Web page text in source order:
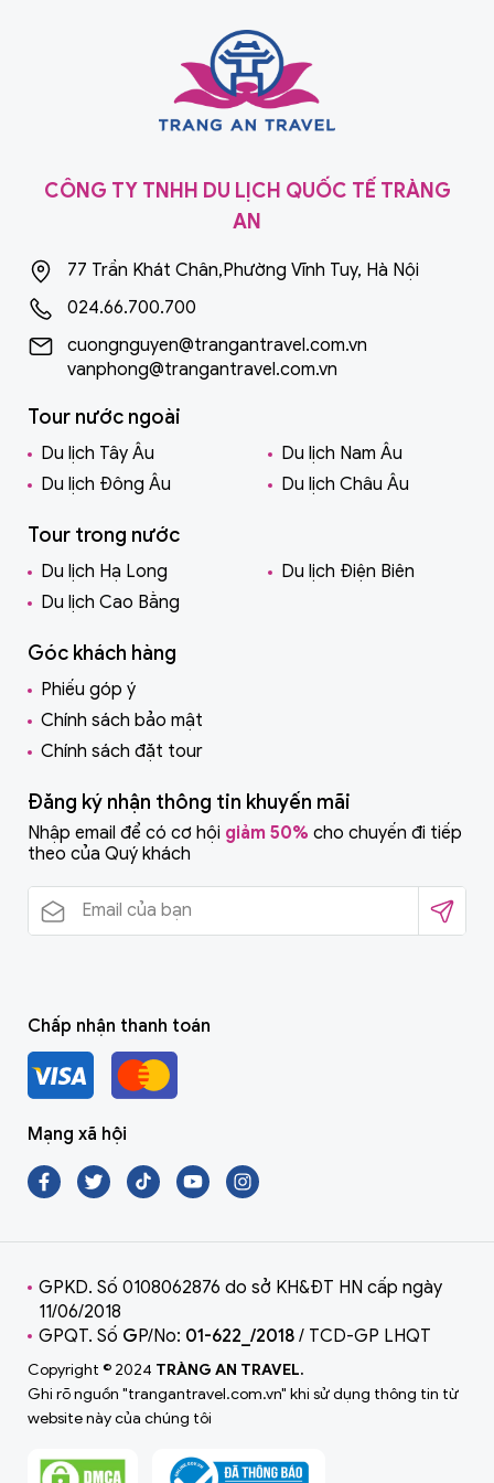
CÔNG TY TNHH DU LỊCH QUỐC TẾ TRÀNG
AN
77 Trần Khát Chân,Phường Vĩnh Tuy, Hà Nội
024.66.700.700
cuongnguyen@trangantravel.com.vn
vanphong@trangantravel.com.vn
Tour nước ngoài
Du lịch Tây Âu
Du lịch Nam Âu
Du lịch Đông Âu
Du lịch Châu Âu
Tour trong nước
Du lịch Hạ Long
Du lịch Điện Biên
Du lịch Cao Bằng
Góc khách hàng
Phiếu góp ý
Chính sách bảo mật
Chính sách đặt tour
Đăng ký nhận thông tin khuyến mãi
Nhập email để có cơ hội giảm 50% cho chuyến đi tiếp
theo của Quý khách
Chấp nhận thanh toán
Mạng xã hội
GPKD. Số 0108062876 do sở KH&ĐT HN cấp ngày
11/06/2018
GPQT. Số GP/No: 01-622_/2018 / TCD-GP LHQT
Copyright © 2024 TRÀNG AN TRAVEL.
Ghi rõ nguồn "trangantravel.com.vn" khi sử dụng thông tin từ
website này của chúng tôi